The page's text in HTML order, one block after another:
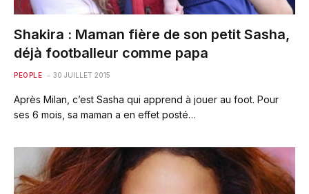
Shakira : Maman fière de son petit Sasha,
déjà footballeur comme papa
PEOPLE 30 JUILLET 2015
Après Milan, c’est Sasha qui apprend à jouer au foot. Pour
ses 6 mois, sa maman a en effet posté…